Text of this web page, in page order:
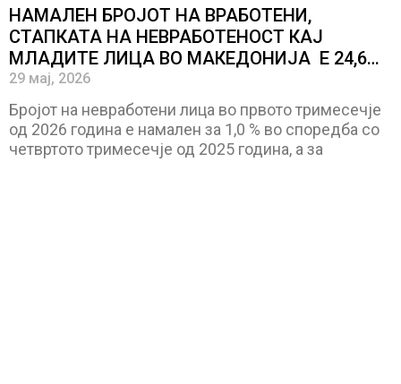
НАМАЛЕН БРОЈОТ НА ВРАБОТЕНИ,
СТАПКАТА НА НЕВРАБОТЕНОСТ КАЈ
МЛАДИТЕ ЛИЦА ВО МАКЕДОНИЈА Е 24,6
ОТСТО
29 мај, 2026
Бројот на невработени лица во првото тримесечје
од 2026 година е намален за 1,0 % во споредба со
четвртото тримесечје од 2025 година, а за